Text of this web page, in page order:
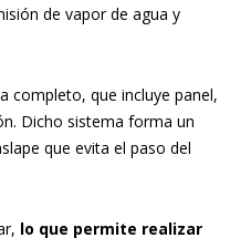
de vapor de agua y
completo, que incluye panel,
Dicho sistema forma un
que evita el paso del
lo que permite realizar